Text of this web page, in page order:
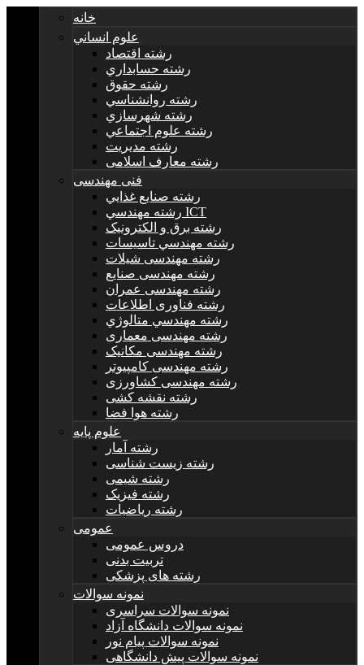
خانه
علوم انساني
رشته اقتصاد
رشته حسابداري
رشته حقوق
رشته روانشناسي
رشته شهرسازي
رشته علوم اجتماعي
رشته مديريت
رشته معارف اسلامی
فنی مهندسی
رشته صنايع غذايي
رشته مهندسي ICT
رشته برق و الکترونيک
رشته مهندسي تاسيسات
رشته مهندسی شیلات
رشته مهندسی صنایع
رشته مهندسی عمران
رشته فناوری اطلاعات
رشته مهندسي متالوژي
رشته مهندسی معماری
رشته مهندسی مکانیک
رشته مهندسی کامپیوتر
رشته مهندسی کشاورزی
رشته نقشه کشی
رشته هوا فضا
علوم پایه
رشته آمار
رشته زیست شناسی
رشته شیمی
رشته فیزیک
رشته ریاضیات
عمومی
دروس عمومی
تربیت بدنی
رشته های پزشکی
نمونه سوالات
نمونه سوالات سراسری
نمونه سوالات دانشگاه آزاد
نمونه سوالات پیام نور
نمونه سوالات پیش دانشگاهی